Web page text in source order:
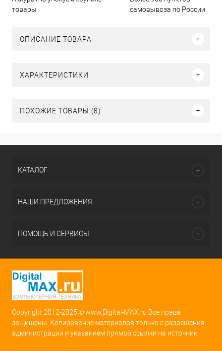
товары
самовывоза по России
ОПИСАНИЕ ТОВАРА
ХАРАКТЕРИСТИКИ
ПОХОЖИЕ ТОВАРЫ (8)
КАТАЛОГ
НАШИ ПРЕДЛОЖЕНИЯ
ПОМОЩЬ И СЕРВИСЫ
Copyright 2012-2025 © www.Digital-MAX.ru Все права
защищены. Копирование материалов только с разрешения
администрации и указанием прямой ссылки на источник.